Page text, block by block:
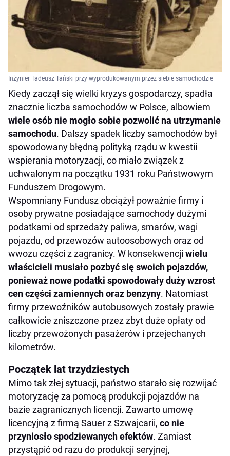
Inżynier Tadeusz Tański przy wyprodukowanym przez siebie samochodzie
Kiedy zaczął się wielki kryzys gospodarczy, spadła
znacznie liczba samochodów w Polsce, albowiem
wiele osób nie mogło sobie pozwolić na utrzymanie
samochodu. Dalszy spadek liczby samochodów był
spowodowany błędną polityką rządu w kwestii
wspierania motoryzacji, co miało związek z
uchwalonym na początku 1931 roku Państwowym
Funduszem Drogowym.
Wspomniany Fundusz obciążył poważnie firmy i
osoby prywatne posiadające samochody dużymi
podatkami od sprzedaży paliwa, smarów, wagi
pojazdu, od przewozów autoosobowych oraz od
wwozu części z zagranicy. W konsekwencji wielu
właścicieli musiało pozbyć się swoich pojazdów,
ponieważ nowe podatki spowodowały duży wzrost
cen części zamiennych oraz benzyny. Natomiast
firmy przewoźników autobusowych zostały prawie
całkowicie zniszczone przez zbyt duże opłaty od
liczby przewożonych pasażerów i przejechanych
kilometrów.
Początek lat trzydziestych
Mimo tak złej sytuacji, państwo starało się rozwijać
motoryzację za pomocą produkcji pojazdów na
bazie zagranicznych licencji. Zawarto umowę
licencyjną z firmą Sauer z Szwajcarii, co nie
przyniosło spodziewanych efektów. Zamiast
przystąpić od razu do produkcji seryjnej,